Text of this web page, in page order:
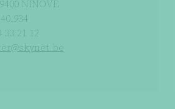
NINOVE
33 21 12